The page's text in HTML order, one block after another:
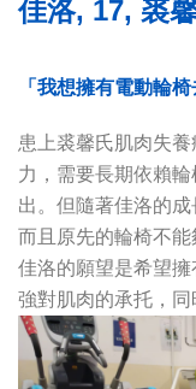
佳洛, 17, 裘
「我想擁有電動輪
患上裘馨氏肌肉失
力，需要長期依賴
出。但隨著佳洛的
而且原先的輪椅不
佳洛的願望是希望
強對肌肉的承托，同